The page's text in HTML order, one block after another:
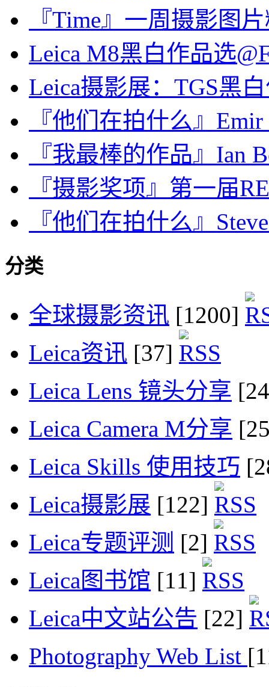
『Time』一周摄影图
Leica M8黑白作品选
Leica摄影展：TGS黑
『他们在拍什么』
『我最棒的作品』Ian
『摄影奖项』第一届
『他们在拍什么』
分类
全球摄影资讯 [1200]
Leica资讯 [37]
Leica Lens 镜头分享
Leica Camera M分享
Leica Skills 使用技巧
Leica摄影展 [122]
Leica专题评测 [2]
Leica图书馆 [11]
Leica中文站公告 [22]
Photography Web List